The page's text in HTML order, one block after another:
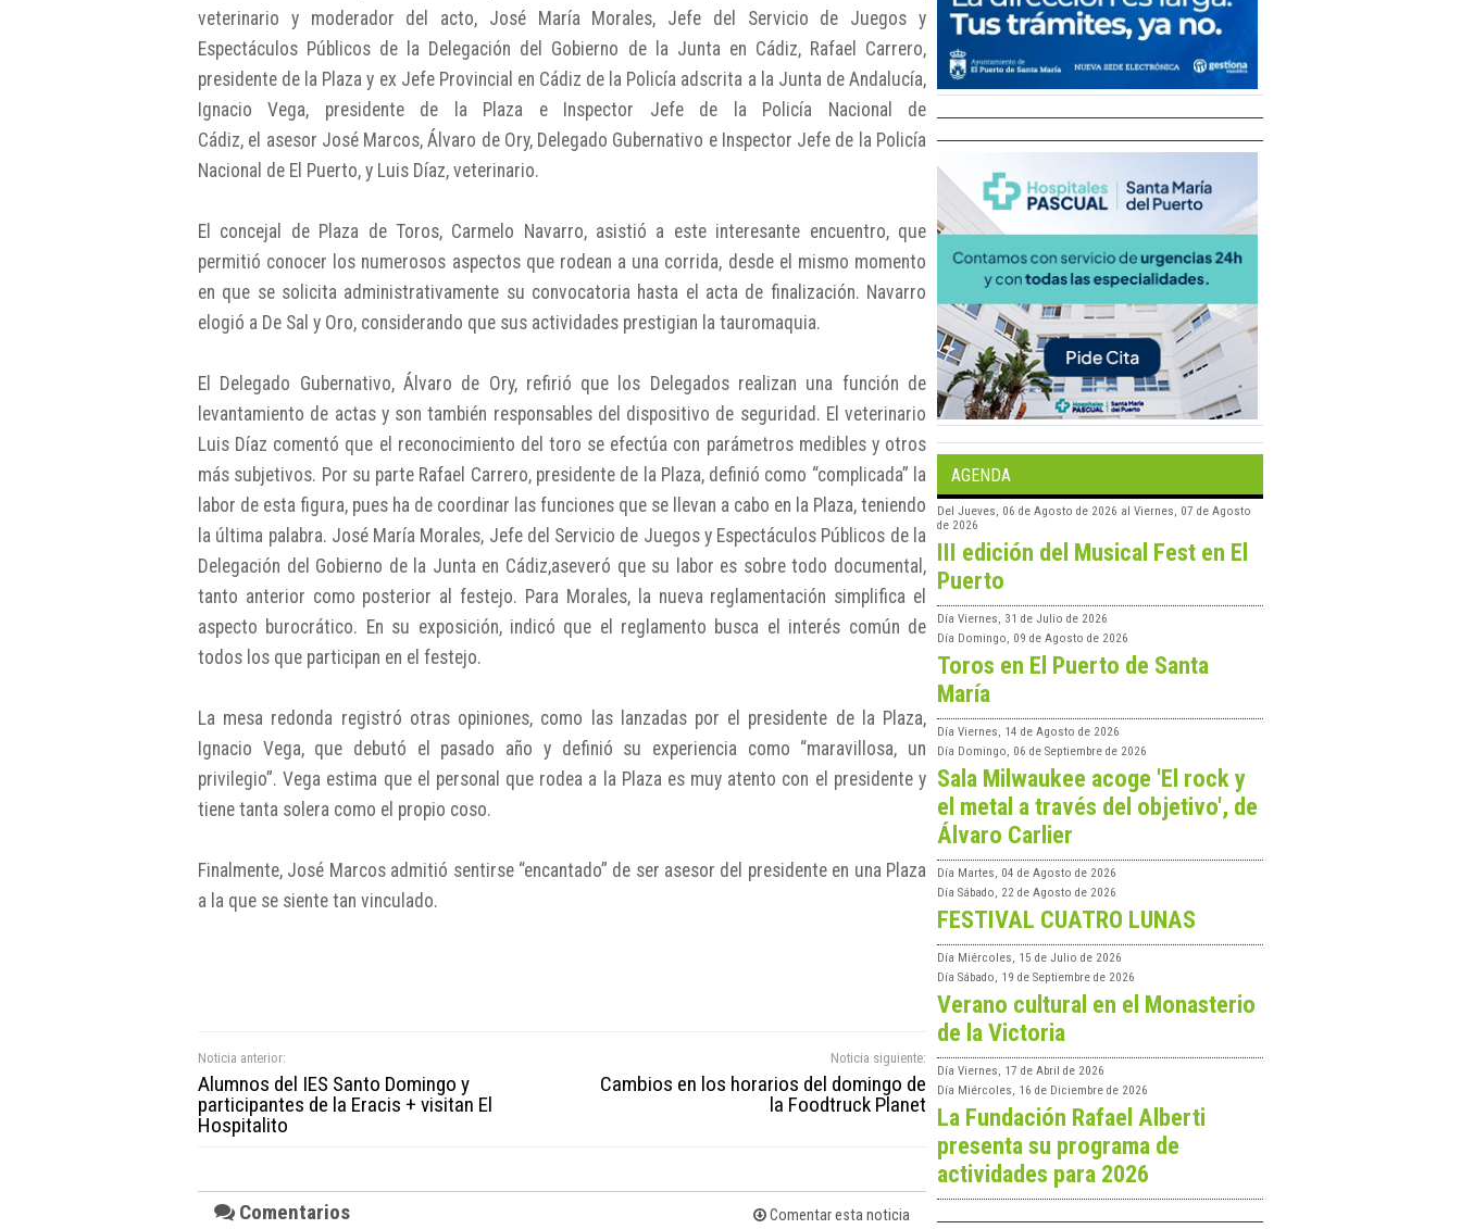
veterinario y moderador del acto, José María Morales, Jefe del Servicio de Juegos y
Espectáculos Públicos de la Delegación del Gobierno de la Junta en Cádiz, Rafael Carrero,
presidente de la Plaza y ex Jefe Provincial en Cádiz de la Policía adscrita a la Junta de Andalucía,
Ignacio Vega, presidente de la Plaza e Inspector Jefe de la Policía Nacional de
Cádiz, el asesor José Marcos, Álvaro de Ory, Delegado Gubernativo e Inspector Jefe de la Policía
Nacional de El Puerto, y Luis Díaz, veterinario.
El concejal de Plaza de Toros, Carmelo Navarro, asistió a este interesante encuentro, que
permitió conocer los numerosos aspectos que rodean a una corrida, desde el mismo momento
en que se solicita administrativamente su convocatoria hasta el acta de finalización. Navarro
elogió a De Sal y Oro, considerando que sus actividades prestigian la tauromaquia.
El Delegado Gubernativo, Álvaro de Ory, refirió que los Delegados realizan una función de
levantamiento de actas y son también responsables del dispositivo de seguridad. El veterinario
Luis Díaz comentó que el reconocimiento del toro se efectúa con parámetros medibles y otros
más subjetivos. Por su parte Rafael Carrero, presidente de la Plaza, definió como “complicada” la
labor de esta figura, pues ha de coordinar las funciones que se llevan a cabo en la Plaza, teniendo
la última palabra. José María Morales, Jefe del Servicio de Juegos y Espectáculos Públicos de la
Delegación del Gobierno de la Junta en Cádiz,aseveró que su labor es sobre todo documental,
tanto anterior como posterior al festejo. Para Morales, la nueva reglamentación simplifica el
aspecto burocrático. En su exposición, indicó que el reglamento busca el interés común de
todos los que participan en el festejo.
La mesa redonda registró otras opiniones, como las lanzadas por el presidente de la Plaza,
Ignacio Vega, que debutó el pasado año y definió su experiencia como “maravillosa, un
privilegio”. Vega estima que el personal que rodea a la Plaza es muy atento con el presidente y
tiene tanta solera como el propio coso.
Finalmente, José Marcos admitió sentirse “encantado” de ser asesor del presidente en una Plaza
a la que se siente tan vinculado.
Noticia anterior:
Alumnos del IES Santo Domingo y
participantes de la Eracis + visitan El
Hospitalito
Noticia siguiente:
Cambios en los horarios del domingo de
la Foodtruck Planet
Comentarios Comentar esta noticia
AGENDA
Del Jueves, 06 de Agosto de 2026 al Viernes, 07 de Agosto
de 2026
III edición del Musical Fest en El
Puerto
Día Viernes, 31 de Julio de 2026
Día Domingo, 09 de Agosto de 2026
Toros en El Puerto de Santa
María
Día Viernes, 14 de Agosto de 2026
Día Domingo, 06 de Septiembre de 2026
Sala Milwaukee acoge 'El rock y
el metal a través del objetivo', de
Álvaro Carlier
Día Martes, 04 de Agosto de 2026
Día Sábado, 22 de Agosto de 2026
FESTIVAL CUATRO LUNAS
Día Miércoles, 15 de Julio de 2026
Día Sábado, 19 de Septiembre de 2026
Verano cultural en el Monasterio
de la Victoria
Día Viernes, 17 de Abril de 2026
Día Miércoles, 16 de Diciembre de 2026
La Fundación Rafael Alberti
presenta su programa de
actividades para 2026